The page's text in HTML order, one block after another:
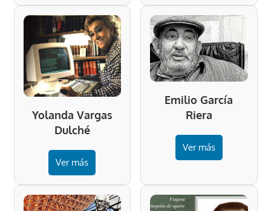
Yolanda Vargas
Dulché
Ver más
Emilio García
Riera
Ver más